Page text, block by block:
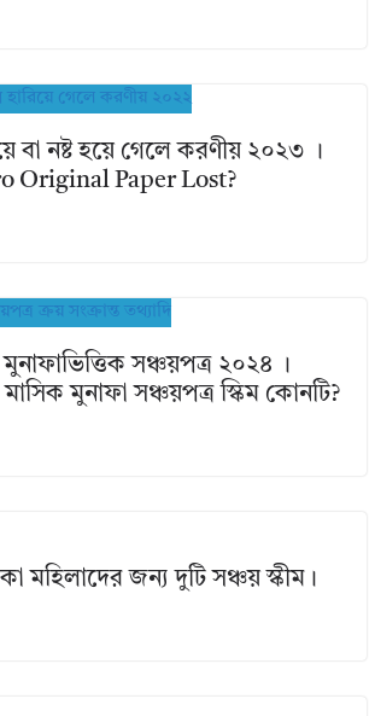
বা নষ্ট হয়ে গেলে করণীয় ২০২৩ ।
Original Paper Lost?
সঞ্চয়পত্র ২০২৪ ।
মুনাফা সঞ্চয়পত্র স্কিম কোনটি?
মহিলাদের জন্য দুটি সঞ্চয় স্কীম।